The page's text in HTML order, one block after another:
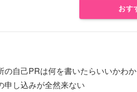
おす
の自己PRは何を書いたらいいかわ
申し込みが全然来ない